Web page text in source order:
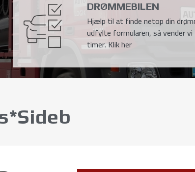
DRØMMEBILEN
Hjælp til at finde netop din
udfylte formularen, så vender
timer. Klik her